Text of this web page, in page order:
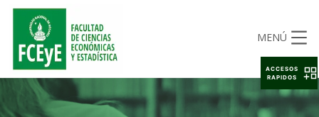
MENÚ
ACCESOS
RAPIDOS